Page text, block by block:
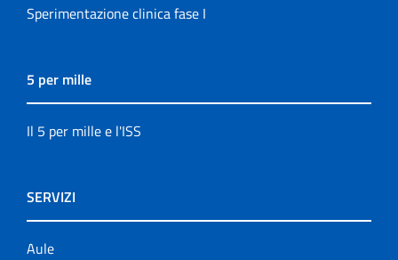
Sperimentazione clinica fase I
5 per mille
Il 5 per mille e l'ISS
SERVIZI
Aule